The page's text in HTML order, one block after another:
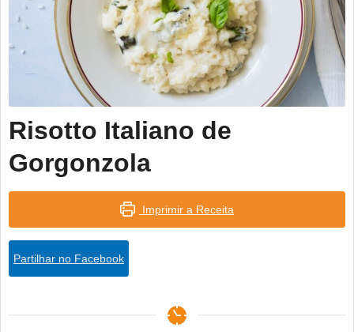
Risotto Italiano de
Gorgonzola
Imprimir a Receita
Partilhar no Facebook